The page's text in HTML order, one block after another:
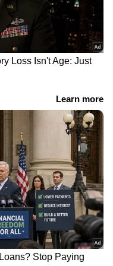
Kerala
News
—
ഏത് സമയത്തും,
വാർത്തകൾ